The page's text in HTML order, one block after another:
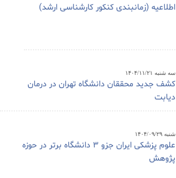
اطلاعیه (زمانبندی کنکور کارشناسی ارشد)
سه شنبه ۱۴۰۴/۱۱/۲۱
کشف جدید محققان دانشگاه تهران در درمان
دیابت
شنبه ۱۴۰۴/۰۹/۲۹
علوم پزشکی ایران جزو ۳ دانشگاه برتر در حوزه
پژوهش